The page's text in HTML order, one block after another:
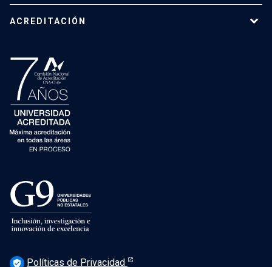
ACREDITACIÓN
verified_user Políticas de Privacidad